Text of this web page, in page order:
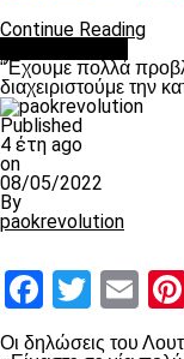
Continue Reading
“Έχουμε πολλά
διαχειριστούμε την
Published
4 έτη ago
on
08/05/2022
By
paokrevolution
Οι δηλώσεις του